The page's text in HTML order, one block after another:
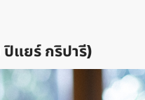
แยร์ กริปารี)